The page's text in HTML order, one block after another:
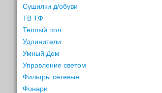
Сушилки д/обуви
ТВ ТФ
Теплый пол
Удлинители
Умный Дом
Управление светом
Фильтры сетевые
Фонари